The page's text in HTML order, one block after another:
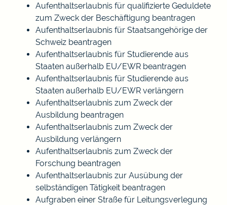
Aufenthaltserlaubnis für qualifizierte Geduldete
zum Zweck der Beschäftigung beantragen
Aufenthaltserlaubnis für Staatsangehörige der
Schweiz beantragen
Aufenthaltserlaubnis für Studierende aus
Staaten außerhalb EU/EWR beantragen
Aufenthaltserlaubnis für Studierende aus
Staaten außerhalb EU/EWR verlängern
Aufenthaltserlaubnis zum Zweck der
Ausbildung beantragen
Aufenthaltserlaubnis zum Zweck der
Ausbildung verlängern
Aufenthaltserlaubnis zum Zweck der
Forschung beantragen
Aufenthaltserlaubnis zur Ausübung der
selbständigen Tätigkeit beantragen
Aufgraben einer Straße für Leitungsverlegung